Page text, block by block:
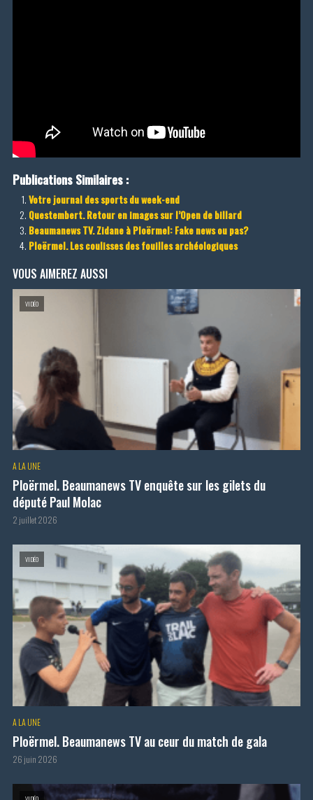
Publications Similaires :
Votre journal des sports du week-end
Questembert. Retour en images sur l’Open de billard
Beaumanews TV. Zidane à Ploërmel: Fake news ou pas?
Ploërmel. Les coulisses des fouilles archéologiques
VOUS AIMEREZ AUSSI
VIDÉO
A LA UNE
Ploërmel. Beaumanews TV enquête sur les gilets du
député Paul Molac
2 juillet 2026
VIDÉO
A LA UNE
Ploërmel. Beaumanews TV au ceur du match de gala
26 juin 2026